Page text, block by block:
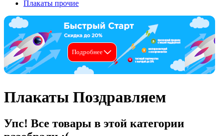
Плакаты прочие
Подробнее
Плакаты Поздравляем
Упс! Все товары в этой категории